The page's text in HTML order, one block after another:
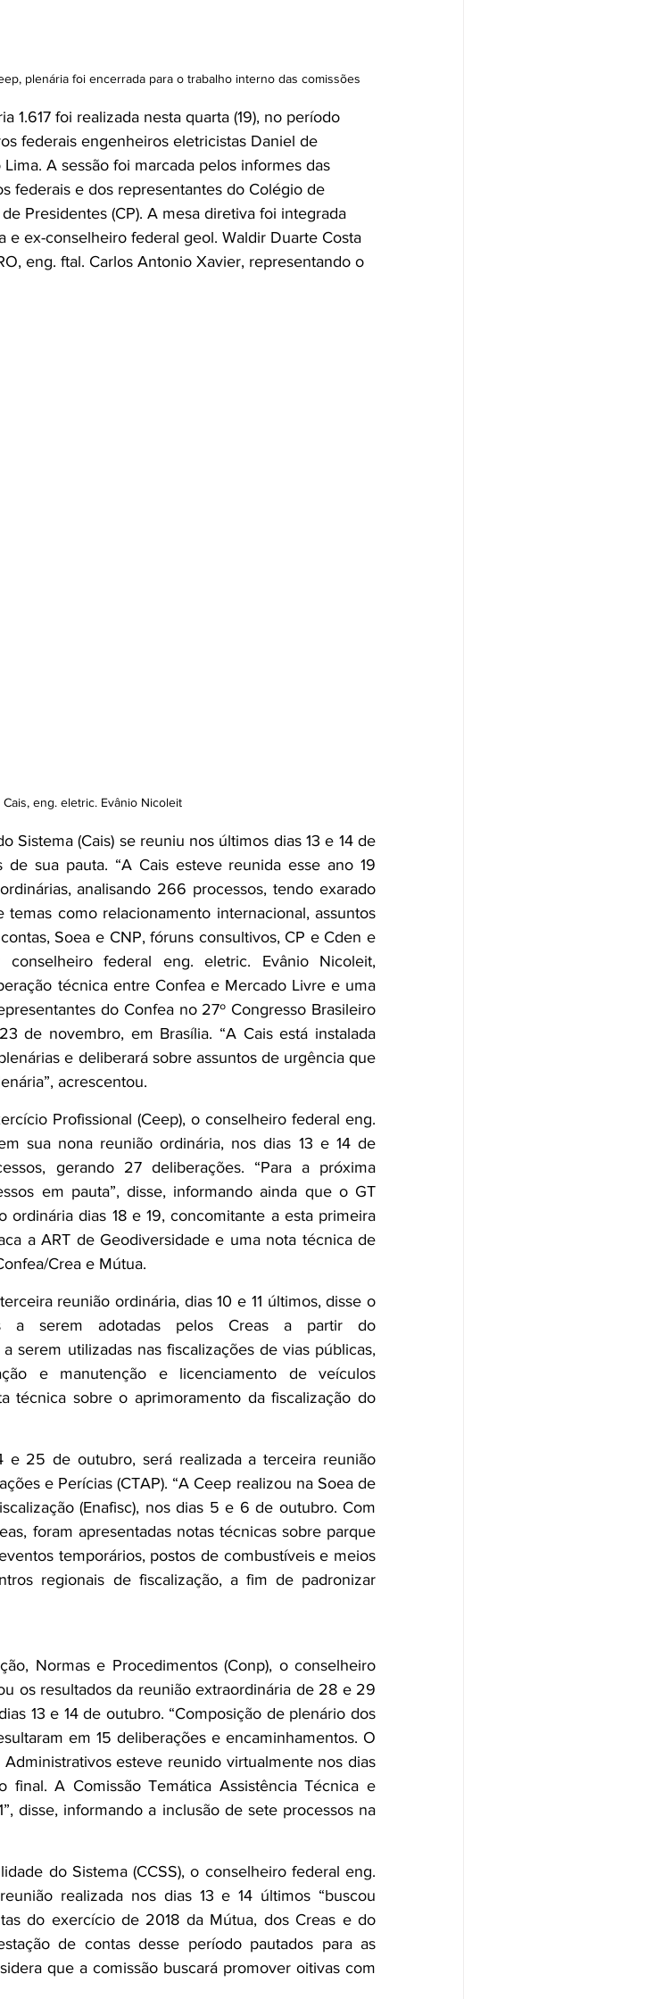
plenária foi encerrada para o trabalho interno das comissões
1.617 foi realizada nesta quarta (19), no período
federais engenheiros eletricistas Daniel de
A sessão foi marcada pelos informes das
federais e dos representantes do Colégio de
Presidentes (CP). A mesa diretiva foi integrada
ex-conselheiro federal geol. Waldir Duarte Costa
eng. ftal. Carlos Antonio Xavier, representando o
eng. eletric. Evânio Nicoleit
Sistema (Cais) se reuniu nos últimos dias 13 e 14 de
sua pauta. “A Cais esteve reunida esse ano 19
analisando 266 processos, tendo exarado
como relacionamento internacional, assuntos
Soea e CNP, fóruns consultivos, CP e Cden e
conselheiro federal eng. eletric. Evânio Nicoleit,
técnica entre Confea e Mercado Livre e uma
do Confea no 27º Congresso Brasileiro
de novembro, em Brasília. “A Cais está instalada
e deliberará sobre assuntos de urgência que
acrescentou.
Profissional (Ceep), o conselheiro federal eng.
sua nona reunião ordinária, nos dias 13 e 14 de
gerando 27 deliberações. “Para a próxima
em pauta”, disse, informando ainda que o GT
ordinária dias 18 e 19, concomitante a esta primeira
a ART de Geodiversidade e uma nota técnica de
Crea e Mútua.
reunião ordinária, dias 10 e 11 últimos, disse o
a serem adotadas pelos Creas a partir do
serem utilizadas nas fiscalizações de vias públicas,
e manutenção e licenciamento de veículos
técnica sobre o aprimoramento da fiscalização do
e 25 de outubro, será realizada a terceira reunião
e Perícias (CTAP). “A Ceep realizou na Soea de
(Enafisc), nos dias 5 e 6 de outubro. Com
foram apresentadas notas técnicas sobre parque
temporários, postos de combustíveis e meios
regionais de fiscalização, a fim de padronizar
Normas e Procedimentos (Conp), o conselheiro
os resultados da reunião extraordinária de 28 e 29
13 e 14 de outubro. “Composição de plenário dos
em 15 deliberações e encaminhamentos. O
esteve reunido virtualmente nos dias
A Comissão Temática Assistência Técnica e
disse, informando a inclusão de sete processos na
do Sistema (CCSS), o conselheiro federal eng.
realizada nos dias 13 e 14 últimos “buscou
do exercício de 2018 da Mútua, dos Creas e do
de contas desse período pautados para as
que a comissão buscará promover oitivas com